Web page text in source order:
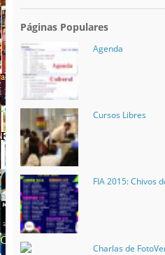
Páginas Populares
Agenda
Cursos Libres
FIA 2015: Chivos
Charlas de